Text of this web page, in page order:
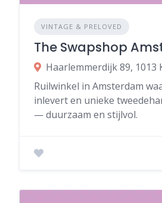
VINTAGE & PRELOVED
The Swapshop
Haarlemmerdijk 89, 1013
Ruilwinkel in Amsterdam
inlevert en unieke
— duurzaam en stijlvol.